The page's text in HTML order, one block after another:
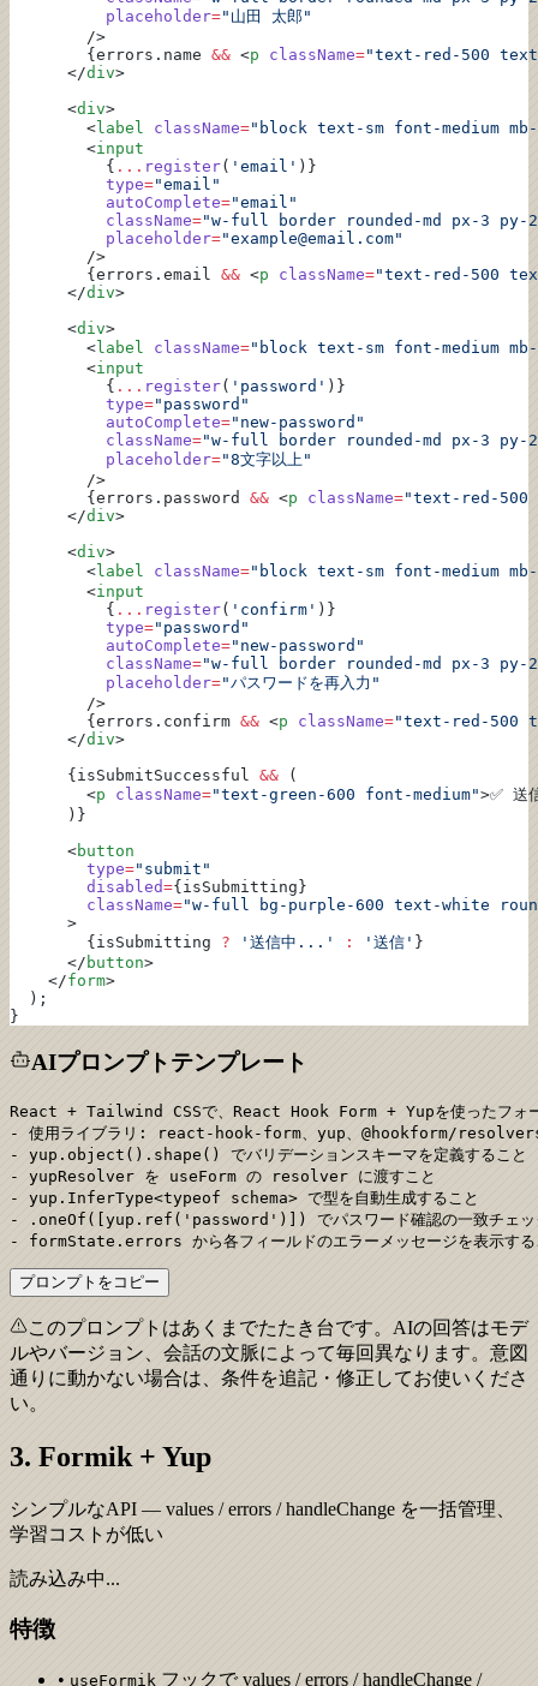
          placeholder
="山田 太郎"
        />
        {errors.name
&& <p className="text-red-500
      </
div>
      <
div>
        <
label className="block text-sm font-medium
        <
input
          {
... register( 'email' )}
          type
="email"
          autoComplete
="email"
          className
="w-full border rounded-md px-3
          placeholder
="example@email.com"
        />
        {errors.email
&& <p className="text-red-500
      </
div>
      <
div>
        <
label className="block text-sm font-medium
        <
input
          {
... register( 'password' )}
          type
="password"
          autoComplete
="new-password"
          className
="w-full border rounded-md px-3
          placeholder
="8文字以上"
        />
        {errors.password
&& <p className="text-red-500
      </
div>
      <
div>
        <
label className="block text-sm font-medium
        <
input
          {
... register( 'confirm' )}
          type
="password"
          autoComplete
="new-password"
          className
="w-full border rounded-md px-3
          placeholder
="パスワードを再入力"
        />
        {errors.confirm
&& <p className="text-red-500
      </
div>
      {isSubmitSuccessful
&& (
        <
p className="text-green-600 font-medium">✅ 送
      )}
      <
button
        type
="submit"
        disabled
={isSubmitting}
        className
="w-full bg-purple-600 text-white
      >
        {isSubmitting
? '送信中...' : '送信' }
      </
button>
    </
form>
  );
}
AIプロンプトテンプレート
React + Tailwind CSSで、React Hook Form + Yupを使ったフォー
- 使用ライブラリ: react-hook-form、yup、@hookform/
- yup.object().shape() でバリデーションスキーマを定義すること
- yupResolver を useForm の resolver に渡すこと
- yup.InferType<typeof schema> で型を自動生成すること
- .oneOf([yup.ref('password')]) でパスワード確認の一致チェッ
- formState.errors から各フィールドのエラーメッセージを表示する
プロンプトをコピー
このプロンプトはあくまでたたき台です。AIの回答はモデ
ルやバージョン、会話の文脈によって毎回異なります。意図
通りに動かない場合は、条件を追記・修正してお使いくださ
い。
3. Formik + Yup
シンプルなAPI — values / errors / handleChange を一括管理、
学習コストが低い
読み込み中...
特徴
• useFormik フックで values / errors / handleChange /